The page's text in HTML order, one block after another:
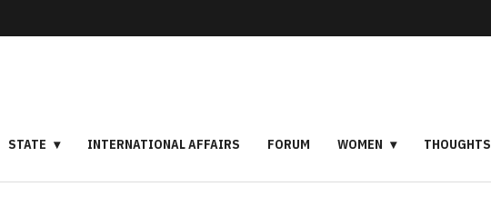
STATE INTERNATIONAL AFFAIRS FORUM WOMEN THOUGHTS